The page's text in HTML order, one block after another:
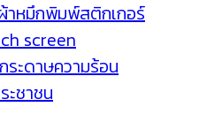
หมึกพิมพ์สติกเกอร์
screen
ระดาษความร้อน
ะชาชน